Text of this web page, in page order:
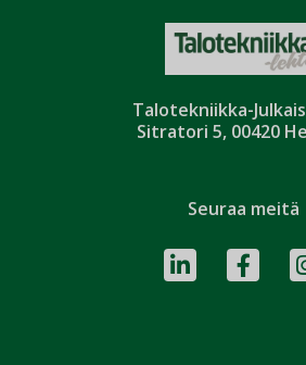
Talotekniikka-
Sitratori 5, 00420
Seuraa meitä